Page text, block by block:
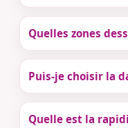
Quelles zones
Puis-je choisir la
Quelle est la